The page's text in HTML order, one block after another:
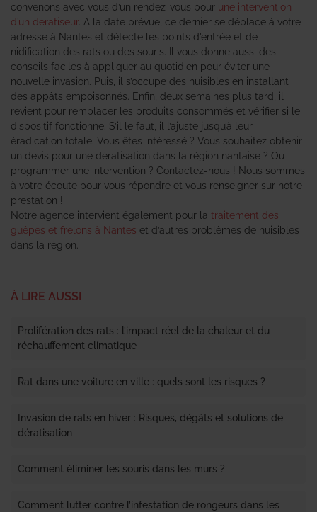
convenons avec vous d’un rendez-vous pour une intervention
d’un dératiseur. A la date prévue, ce dernier se déplace à votre
adresse à Nantes et détecte les points d’entrée et de
nidification des rats ou des souris. Il vous donne aussi des
conseils faciles à appliquer au quotidien pour éviter une
nouvelle invasion. Puis, il s’occupe des nuisibles en installant
des appâts empoisonnés. Enfin, deux semaines plus tard, il
revient pour remplacer les produits consommés et vérifier si le
dispositif fonctionne. S’il le faut, il l’ajuste jusqu’à leur
éradication totale. Vous êtes intéressé ? Vous souhaitez obtenir
un devis pour une dératisation dans la région nantaise ? Ou
programmer une intervention ? Contactez-nous ! Nous sommes
à votre écoute pour vous répondre et vous renseigner sur notre
prestation !
Notre agence intervient également pour la traitement des
guêpes et frelons à Nantes et d’autres problèmes de nuisibles
dans la région.
À LIRE AUSSI
Prolifération des rats : l’impact réel de la chaleur et du
réchauffement climatique
Rat dans une voiture en ville : quels sont les risques ?
Invasion de rats en hiver : Risques, dégâts et solutions de
dératisation
Comment éliminer les souris dans les murs ?
Comment lutter contre l’infestation de rongeurs dans les